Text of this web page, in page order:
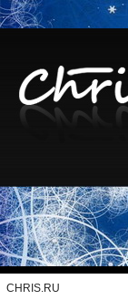
CHRIS.RU